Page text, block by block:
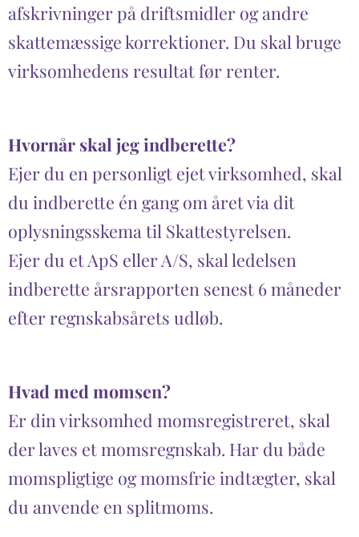
afskrivninger på driftsmidler og andre
skattemæssige korrektioner. Du skal bruge
virksomhedens resultat før renter.
Hvornår skal jeg indberette?
Ejer du en personligt ejet virksomhed, skal
du indberette én gang om året via dit
oplysningsskema til Skattestyrelsen.
Ejer du et ApS eller A/S, skal ledelsen
indberette årsrapporten senest 6 måneder
efter regnskabsårets udløb.
Hvad med momsen?
Er din virksomhed momsregistreret, skal
der laves et momsregnskab. Har du både
momspligtige og momsfrie indtægter, skal
du anvende en splitmoms.